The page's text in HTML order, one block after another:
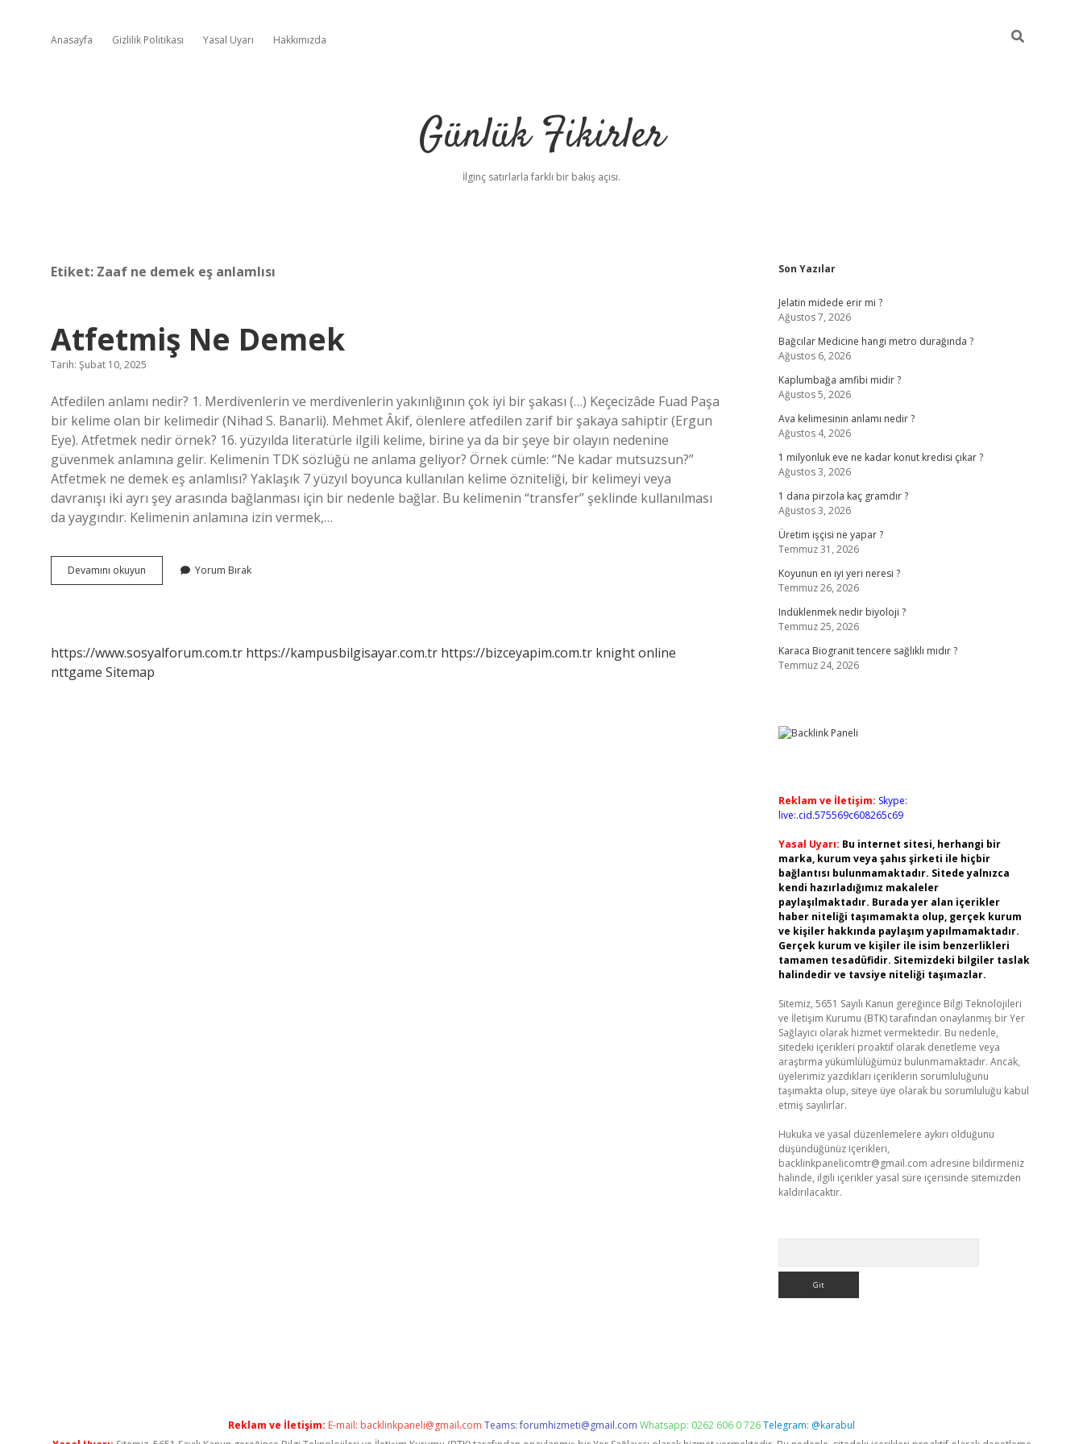
Anasayfa Gizlilik Politikası Yasal Uyarı Hakkımızda
Günlük Fikirler
İlginç satırlarla farklı bir bakış açısı.
Etiket: Zaaf ne demek eş anlamlısı
Atfetmiş Ne Demek
Tarih: Şubat 10, 2025
Atfedilen anlamı nedir? 1. Merdivenlerin ve merdivenlerin yakınlığının çok iyi bir şakası (…) Keçecizâde Fuad Paşa
bir kelime olan bir kelimedir (Nihad S. Banarli). Mehmet Âkif, ölenlere atfedilen zarif bir şakaya sahiptir (Ergun
Eye). Atfetmek nedir örnek? 16. yüzyılda literatürle ilgili kelime, birine ya da bir şeye bir olayın nedenine
güvenmek anlamına gelir. Kelimenin TDK sözlüğü ne anlama geliyor? Örnek cümle: “Ne kadar mutsuzsun?”
Atfetmek ne demek eş anlamlısı? Yaklaşık 7 yüzyıl boyunca kullanılan kelime özniteliği, bir kelimeyi veya
davranışı iki ayrı şey arasında bağlanması için bir nedenle bağlar. Bu kelimenin “transfer” şeklinde kullanılması
da yaygındır. Kelimenin anlamına izin vermek,…
Devamını okuyun Atfetmiş
Ne
Yorum Bırak
https://www.sosyalforum.com.tr https://kampusbilgisayar.com.tr https://bizceyapim.com.tr knight online
nttgame Sitemap
Sidebar
Son Yazılar
Jelatin midede erir mi ?
Ağustos 7, 2026
Bağcılar Medicine hangi metro durağında ?
Ağustos 6, 2026
Kaplumbağa amfibi midir ?
Ağustos 5, 2026
Ava kelimesinin anlamı nedir ?
Ağustos 4, 2026
1 milyonluk eve ne kadar konut kredisi çıkar ?
Ağustos 3, 2026
1 dana pirzola kaç gramdır ?
Ağustos 3, 2026
Üretim işçisi ne yapar ?
Temmuz 31, 2026
Koyunun en iyi yeri neresi ?
Temmuz 26, 2026
Indüklenmek nedir biyoloji ?
Temmuz 25, 2026
Karaca Biogranit tencere sağlıklı mıdır ?
Temmuz 24, 2026
Reklam ve İletişim: Skype:
live:.cid.575569c608265c69
Yasal Uyarı: Bu internet sitesi, herhangi bir
marka, kurum veya şahıs şirketi ile hiçbir
bağlantısı bulunmamaktadır. Sitede yalnızca
kendi hazırladığımız makaleler
paylaşılmaktadır. Burada yer alan içerikler
haber niteliği taşımamakta olup, gerçek kurum
ve kişiler hakkında paylaşım yapılmamaktadır.
Gerçek kurum ve kişiler ile isim benzerlikleri
tamamen tesadüfidir. Sitemizdeki bilgiler taslak
halindedir ve tavsiye niteliği taşımazlar.
Sitemiz, 5651 Sayılı Kanun gereğince Bilgi Teknolojileri
ve İletişim Kurumu (BTK) tarafından onaylanmış bir Yer
Sağlayıcı olarak hizmet vermektedir. Bu nedenle,
sitedeki içerikleri proaktif olarak denetleme veya
araştırma yükümlülüğümüz bulunmamaktadır. Ancak,
üyelerimiz yazdıkları içeriklerin sorumluluğunu
taşımakta olup, siteye üye olarak bu sorumluluğu kabul
etmiş sayılırlar.
Hukuka ve yasal düzenlemelere aykırı olduğunu
düşündüğünüz içerikleri,
backlinkpanelicomtr@gmail.com adresine bildirmeniz
halinde, ilgili içerikler yasal süre içerisinde sitemizden
kaldırılacaktır.
Reklam ve İletişim: E-mail: backlinkpaneli@gmail.com Teams:forumhizmeti@gmail.com Whatsapp: 0262 606 0 726Telegram: @karabul